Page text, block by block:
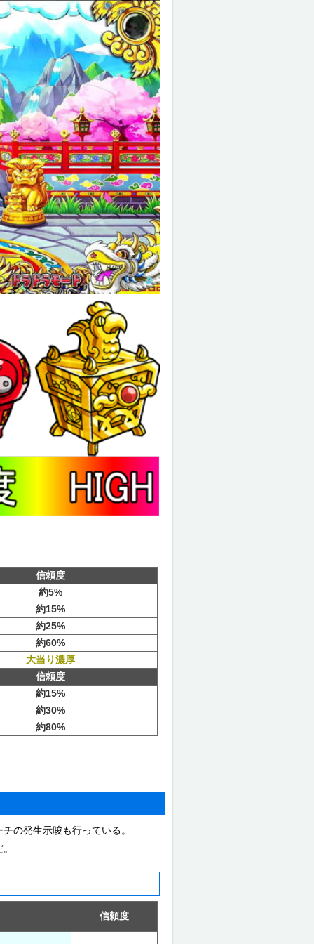
信頼度
約5%
約15%
約25%
約60%
大当り濃厚
信頼度
約15%
約30%
約80%
の発生示唆も行っている。
信頼度